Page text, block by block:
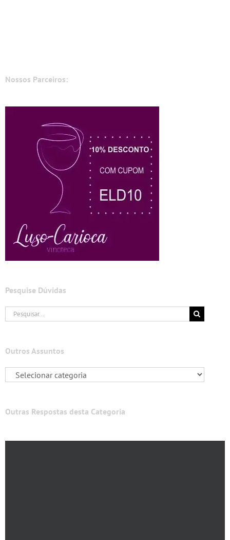
Nossos Parceiros:
Pesquise Dúvidas
Buscar
resultados
Outros Assuntos
Outras Respostas desta Categoria